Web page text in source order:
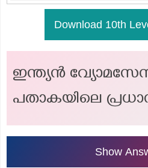
Download 10th
ഇന്ത്യൻ
പതാകയിലെ
Show